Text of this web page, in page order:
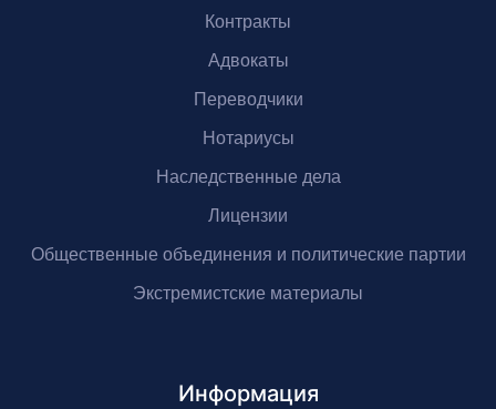
Контракты
Адвокаты
Переводчики
Нотариусы
Наследственные дела
Лицензии
Общественные объединения и политические партии
Экстремистские материалы
Информация